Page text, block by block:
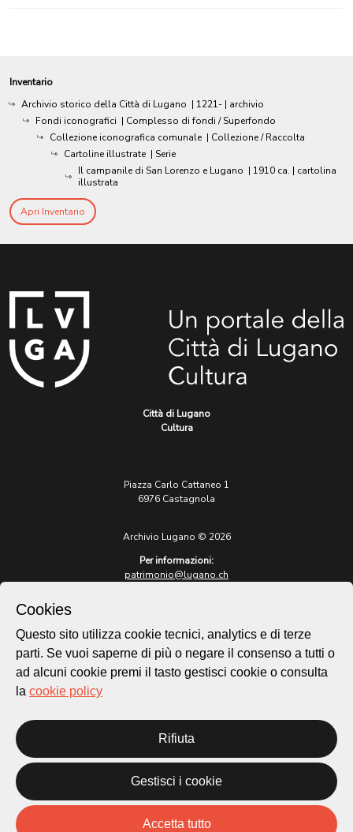
Inventario
Archivio storico della Città di Lugano | 1221- | archivio
Fondi iconografici | Complesso di fondi / Superfondo
Collezione iconografica comunale | Collezione / Raccolta
Cartoline illustrate | Serie
Il campanile di San Lorenzo e Lugano | 1910 ca. | cartolina
illustrata
Apri Inventario
Città di Lugano
Cultura
Piazza Carlo Cattaneo 1
6976 Castagnola
Archivio Lugano © 2026
Per informazioni:
patrimonio@lugano.ch
lugano.ch
Cookie policy
Homepage
Temi
Mappa
Novità
Progetti
Cookies
Questo sito utilizza cookie tecnici, analytics e di terze
parti. Se vuoi saperne di più o negare il consenso a tutti o
ad alcuni cookie premi il tasto gestisci cookie o consulta
la cookie policy
Rifiuta
Gestisci i cookie
Accetta tutto